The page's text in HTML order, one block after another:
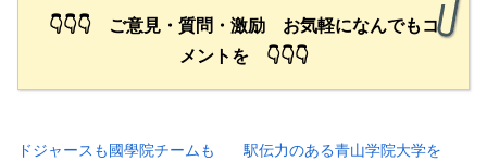
👇👇👇 ご意見・質問・激励 お気軽になんでもコ
メントを 👇👇👇
ドジャースも國學院チームも
駅伝力のある青山学院大学を